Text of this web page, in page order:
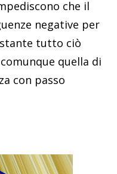
che il
negative per
tutto ciò
quella di
con passo